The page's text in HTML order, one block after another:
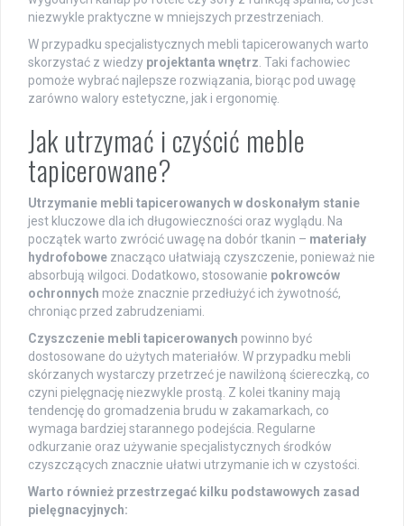
niezwykle praktyczne w mniejszych przestrzeniach.
W przypadku specjalistycznych mebli tapicerowanych warto
skorzystać z wiedzy projektanta wnętrz . Taki fachowiec
pomoże wybrać najlepsze rozwiązania, biorąc pod uwagę
zarówno walory estetyczne, jak i ergonomię.
Jak utrzymać i czyścić meble
tapicerowane?
Utrzymanie mebli tapicerowanych w doskonałym stanie
jest kluczowe dla ich długowieczności oraz wyglądu. Na
początek warto zwrócić uwagę na dobór tkanin – materiały
hydrofobowe znacząco ułatwiają czyszczenie, ponieważ nie
absorbują wilgoci. Dodatkowo, stosowanie pokrowców
ochronnych może znacznie przedłużyć ich żywotność,
chroniąc przed zabrudzeniami.
Czyszczenie mebli tapicerowanych powinno być
dostosowane do użytych materiałów. W przypadku mebli
skórzanych wystarczy przetrzeć je nawilżoną ściereczką, co
czyni pielęgnację niezwykle prostą. Z kolei tkaniny mają
tendencję do gromadzenia brudu w zakamarkach, co
wymaga bardziej starannego podejścia. Regularne
odkurzanie oraz używanie specjalistycznych środków
czyszczących znacznie ułatwi utrzymanie ich w czystości.
Warto również przestrzegać kilku podstawowych zasad
pielęgnacyjnych: